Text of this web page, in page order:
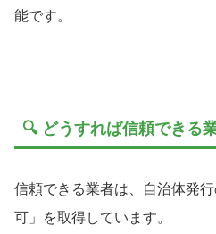
能です。
🔍 どうすれば信頼できる
信頼できる業者は、自治体発
可」を取得しています。